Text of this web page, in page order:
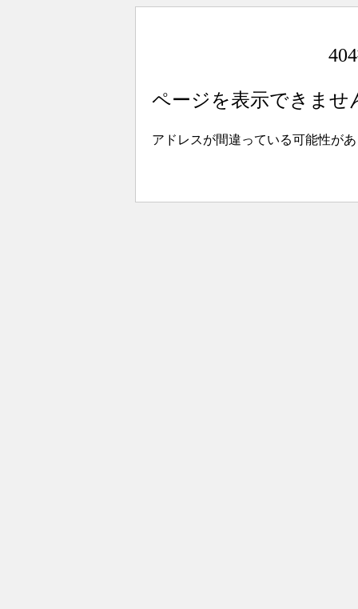
ページを表示できませ
アドレスが間違っている可能性が